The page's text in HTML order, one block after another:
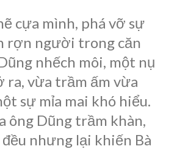
cựa mình, phá vỡ sự
rợn người trong căn
nhếch môi, một nụ
ra, vừa trầm ấm vừa
sự mỉa mai khó hiểu.
ông Dũng trầm khàn,
nhưng lại khiến Bà